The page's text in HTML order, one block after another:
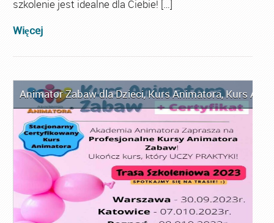
szkolenie jest idealne dla Ciebie! […]
Więcej
Animator Zabaw dla Dzieci,Kurs Animatora,Kurs